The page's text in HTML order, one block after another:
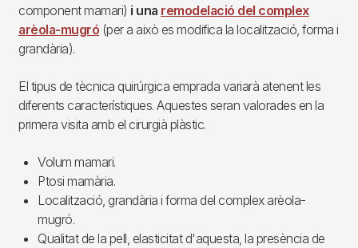
component mamari) i una remodelació del complex
arèola-mugró (per a això es modifica la localització, forma i
grandària).
El tipus de tècnica quirúrgica emprada variarà atenent les
diferents característiques. Aquestes seran valorades en la
primera visita amb el cirurgià plàstic.
Volum mamari.
Ptosi mamària.
Localització, grandària i forma del complex arèola-
mugró.
Qualitat de la pell, elasticitat d'aquesta, la presència de